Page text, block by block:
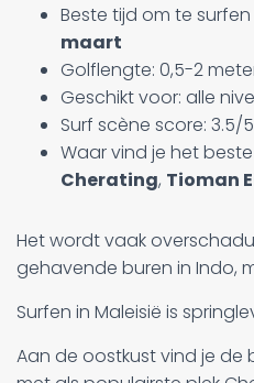
Beste tijd om te
maart
Golflengte: 0,5-2
Geschikt voor: alle
Surf scène score: 3.5/5
Waar vind je het
Cherating, Tioman
Het wordt vaak
gehavende buren in Indo,
Surfen in Maleisië is
Aan de oostkust vind je de